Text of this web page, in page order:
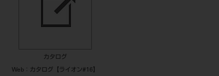
カタログ
Web：カタログ【ライオン#16】